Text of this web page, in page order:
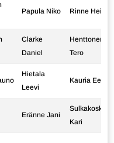
Papula Niko Rinne Heini
Clarke
Daniel
Henttonen
Tero
Hietala
Leevi
Kauria Eero
Eränne Jani
Sulkakoski
Kari